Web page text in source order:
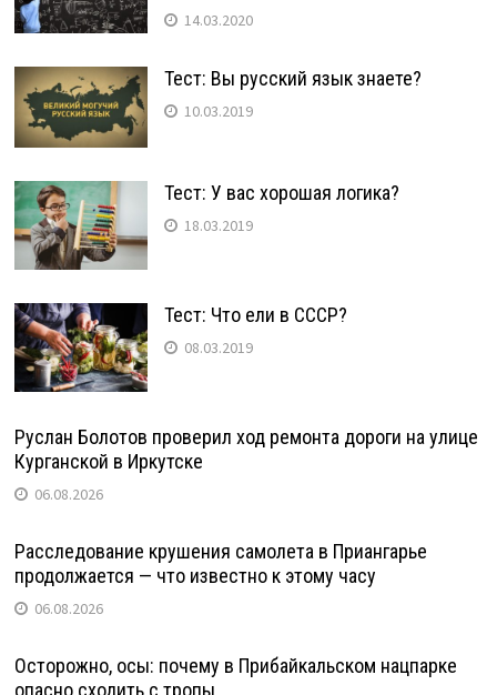
14.03.2020
Тест: Вы русский язык знаете?
10.03.2019
Тест: У вас хорошая логика?
18.03.2019
Тест: Что ели в СССР?
08.03.2019
Руслан Болотов проверил ход ремонта дороги на улице
Курганской в Иркутске
06.08.2026
Расследование крушения самолета в Приангарье
продолжается — что известно к этому часу
06.08.2026
Осторожно, осы: почему в Прибайкальском нацпарке
опасно сходить с тропы